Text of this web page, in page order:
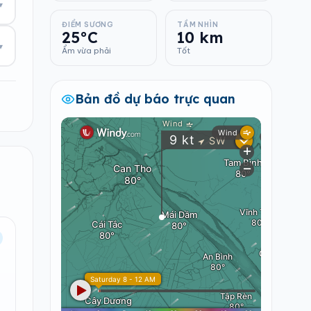
ĐIỂM SƯƠNG
25°C
Ẩm vừa phải
TẦM NHÌN
10 km
Tốt
Bản đồ dự báo trực quan